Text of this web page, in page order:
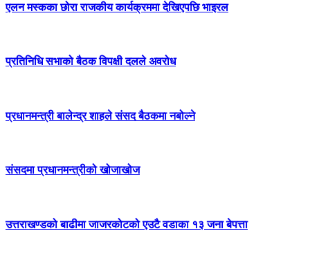
एलन मस्कका छोरा राजकीय कार्यक्रममा देखिएपछि भाइरल
प्रतिनिधि सभाको बैठक विपक्षी दलले अवरोध
प्रधानमन्त्री बालेन्द्र शाहले संसद बैठकमा नबोल्ने
संसदमा प्रधानमन्त्रीको खोजाखोज
उत्तराखण्डको बाढीमा जाजरकोटको एउटै वडाका १३ जना बेपत्ता